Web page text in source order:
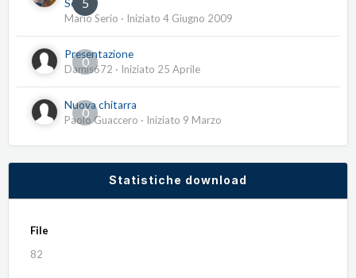
Serio
Mario Serio · Iniziato 4 Giugno 2009
0
Presentazione
Damis672 · Iniziato 25 Aprile
0
Nuova chitarra
Paolo Guaccero · Iniziato 9 Marzo
Statistiche download
File
82